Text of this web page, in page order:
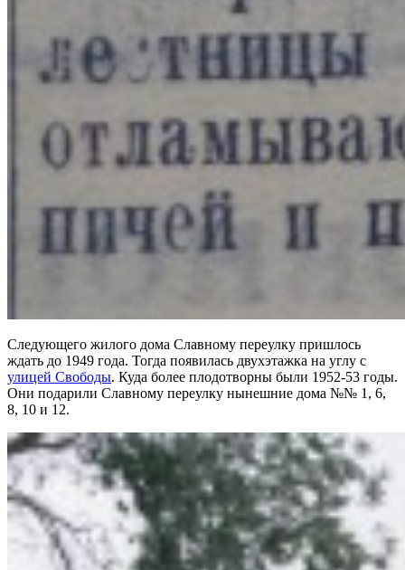
Следующего жилого дома Славному переулку пришлось
ждать до 1949 года. Тогда появилась двухэтажка на углу с
улицей Свободы. Куда более плодотворны были 1952-53 годы.
Они подарили Славному переулку нынешние дома №№ 1, 6,
8, 10 и 12.